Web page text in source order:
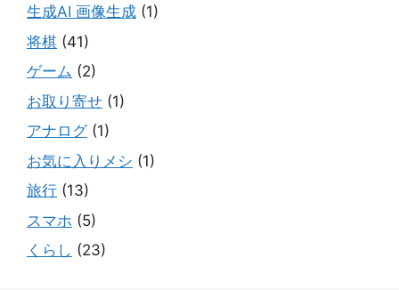
生成AI 画像生成 (1)
将棋 (41)
ゲーム (2)
お取り寄せ (1)
アナログ(1)
お気に入りメシ (1)
旅行 (13)
スマホ (5)
くらし (23)